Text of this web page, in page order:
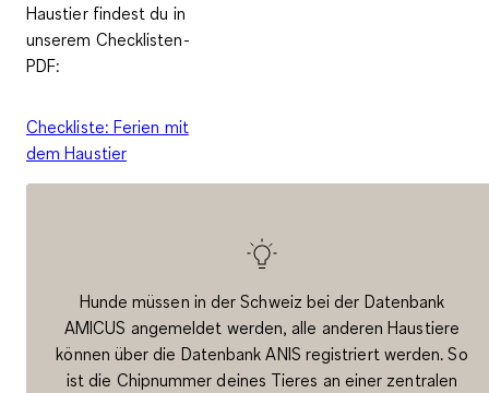
Haustierfindest du in
unserem Checklisten-
PDF:
Checkliste: Ferien mit
dem Haustier
Hunde müssen in der Schweiz bei der Datenbank
AMICUS angemeldet werden, alle anderen Haustiere
können über die Datenbank ANIS registriert werden. So
ist die Chipnummer deines Tieres an einer zentralen